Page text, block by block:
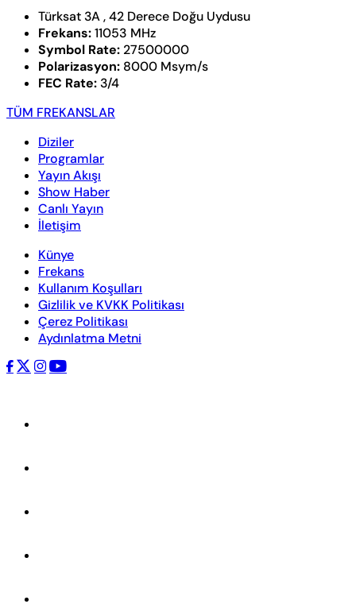
Türksat 3A , 42 Derece Doğu Uydusu
Frekans:11053 MHz
Symbol Rate: 27500000
Polarizasyon: 8000 Msym/s
FEC Rate: 3/4
TÜM FREKANSLAR
Diziler
Programlar
Yayın Akışı
Show Haber
Canlı Yayın
İletişim
Künye
Frekans
Kullanım Koşulları
Gizlilik ve KVKK Politikası
Çerez Politikası
Aydınlatma Metni